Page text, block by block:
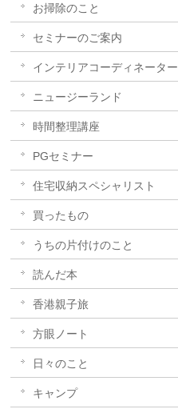
お掃除のこと
セミナーのご案内
インテリアコーディネーター
ニュージーランド
時間整理講座
PGセミナー
住宅収納スペシャリスト
買ったもの
うちの片付けのこと
読んだ本
香港親子旅
方眼ノート
日々のこと
キャンプ